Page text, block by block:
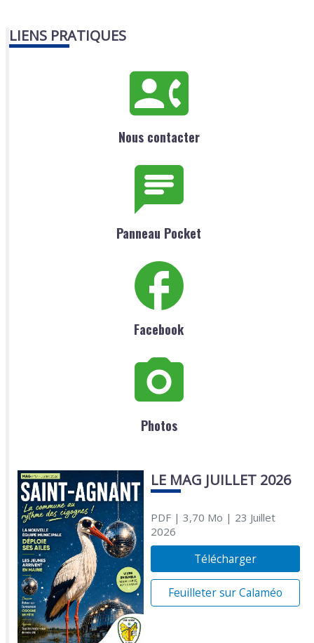
LIENS PRATIQUES
Nous contacter
Panneau Pocket
Facebook
Photos
LE MAG JUILLET 2026
PDF| 3,70 Mo | 23 Juillet
2026
Télécharger
Feuilleter sur Calaméo